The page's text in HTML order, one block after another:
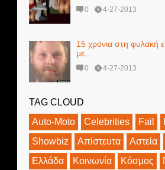
0 4-27-2013
15 χρόνια στη φυλακή
με...
0 4-27-2013
TAG CLOUD
Auto-Moto
Celebrities Fail
Showbiz
Απίστευτα Αστεία
Ελλάδα
Κοινωνία Κόσμος